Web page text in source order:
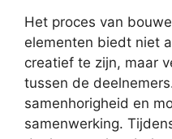
Het proces van
elementen biedt niet
creatief te zijn, maar
tussen de
samenhorigheid en
samenwerking.